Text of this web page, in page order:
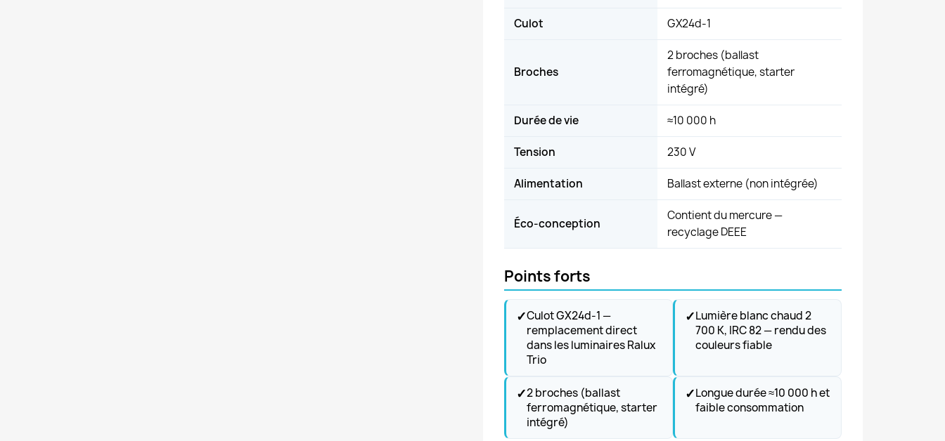
Culot GX24d-1
Broches
2 broches (ballast
ferromagnétique, starter
intégré)
Durée de vie ≈10 000 h
Tension 230 V
Alimentation Ballast externe (non intégrée)
Éco-conception
Contient du mercure —
recyclage DEEE
Points forts
✓Culot GX24d-1 —
remplacement direct
dans les luminaires Ralux
Trio
✓Lumière blanc chaud 2
700 K, IRC 82 — rendu des
couleurs fiable
✓2 broches (ballast
ferromagnétique, starter
intégré)
✓Longue durée ≈10 000 h et
faible consommation